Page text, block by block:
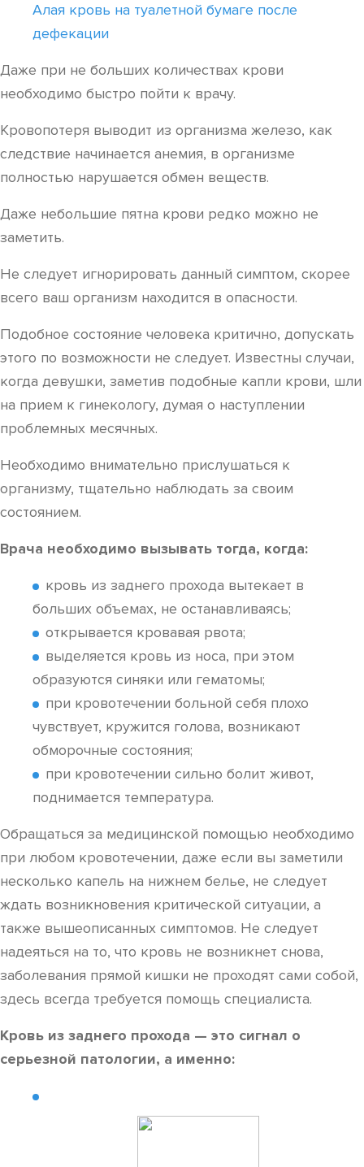
Алая кровь на туалетной бумаге после
дефекации
Даже при не больших количествах крови
необходимо быстро пойти к врачу.
Кровопотеря выводит из организма железо, как
следствие начинается анемия, в организме
полностью нарушается обмен веществ.
Даже небольшие пятна крови редко можно не
заметить.
Не следует игнорировать данный симптом, скорее
всего ваш организм находится в опасности.
Подобное состояние человека критично, допускать
этого по возможности не следует. Известны случаи,
когда девушки, заметив подобные капли крови, шли
на прием к гинекологу, думая о наступлении
проблемных месячных.
Необходимо внимательно прислушаться к
организму, тщательно наблюдать за своим
состоянием.
Врача необходимо вызывать тогда, когда:
кровь из заднего прохода вытекает в
больших объемах, не останавливаясь;
открывается кровавая рвота;
выделяется кровь из носа, при этом
образуются синяки или гематомы;
при кровотечении больной себя плохо
чувствует, кружится голова, возникают
обморочные состояния;
при кровотечении сильно болит живот,
поднимается температура.
Обращаться за медицинской помощью необходимо
при любом кровотечении, даже если вы заметили
несколько капель на нижнем белье, не следует
ждать возникновения критической ситуации, а
также вышеописанных симптомов. Не следует
надеяться на то, что кровь не возникнет снова,
заболевания прямой кишки не проходят сами собой,
здесь всегда требуется помощь специалиста.
Кровь из заднего прохода — это сигнал о
серьезной патологии, а именно: